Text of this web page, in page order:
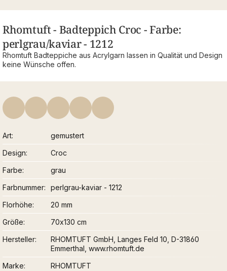
Rhomtuft - Badteppich Croc - Farbe:
perlgrau/kaviar - 1212
Rhomtuft Badteppiche aus Acrylgarn lassen in Qualität und Design
keine Wünsche offen.
Art
gemustert
Design
Croc
Farbe
grau
Farbnummer
perlgrau-kaviar - 1212
Florhöhe
20 mm
Größe
70x130 cm
Hersteller
RHOMTUFT GmbH, Langes Feld 10, D-31860
Emmerthal, www.rhomtuft.de
Marke
RHOMTUFT